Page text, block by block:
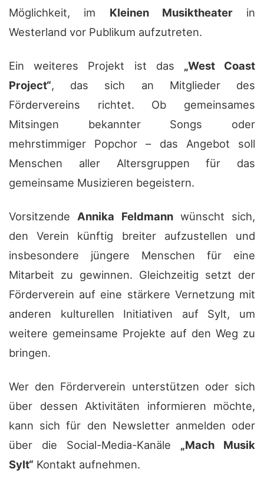
Möglichkeit, im Kleinen Musiktheaterin
Westerland vor Publikum aufzutreten.
Ein weiteres Projekt ist das „West Coast
Project“, das sich an Mitglieder des
Fördervereins richtet. Ob gemeinsames
Mitsingen bekannter Songs oder
mehrstimmiger Popchor – das Angebot soll
Menschen aller Altersgruppen für das
gemeinsame Musizieren begeistern.
Vorsitzende Annika Feldmannwünscht sich,
den Verein künftig breiter aufzustellen und
insbesondere jüngere Menschen für eine
Mitarbeit zu gewinnen. Gleichzeitig setzt der
Förderverein auf eine stärkere Vernetzung mit
anderen kulturellen Initiativen auf Sylt, um
weitere gemeinsame Projekte auf den Weg zu
bringen.
Wer den Förderverein unterstützen oder sich
über dessen Aktivitäten informieren möchte,
kann sich für den Newsletter anmelden oder
über die Social-Media-Kanäle „Mach Musik
Sylt“ Kontakt aufnehmen.